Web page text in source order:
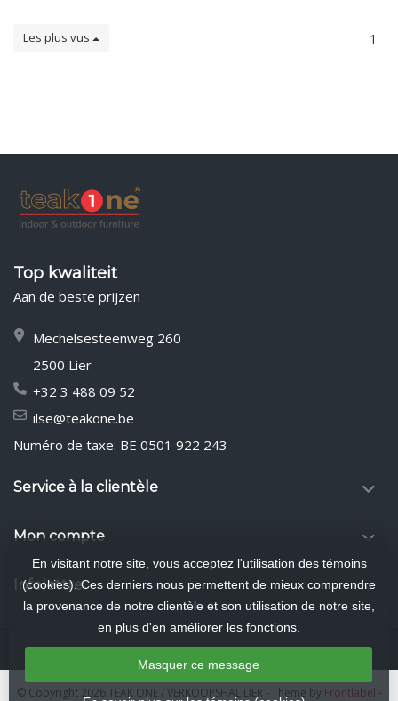
Les plus vus 1
Top kwaliteit
Aan de beste prijzen
Mechelsesteenweg 260
2500 Lier
+32 3 488 09 52
ilse@teakone.be
Numéro de taxe: BE 0501 922 243
Service à la clientèle
Mon compte
Infolettre
En visitant notre site, vous acceptez l'utilisation des témoins
(cookies). Ces derniers nous permettent de mieux comprendre
la provenance de notre clientèle et son utilisation de notre site,
en plus d'en améliorer les fonctions.
Masquer ce message
© Copyright 2026 TEAK ONE / VERKOOPSHAL LIER - Theme by Frontlabel -